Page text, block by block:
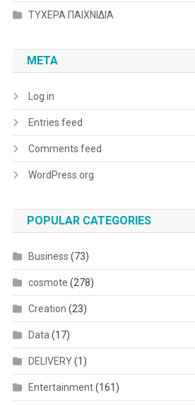
ΤΥΧΕΡΑ ΠΑΙΧΝΙΔΙΑ
META
Log in
Entries feed
Comments feed
WordPress.org
POPULAR CATEGORIES
Business (73)
cosmote (278)
Creation (23)
Data (17)
DELIVERY(1)
Entertainment(161)